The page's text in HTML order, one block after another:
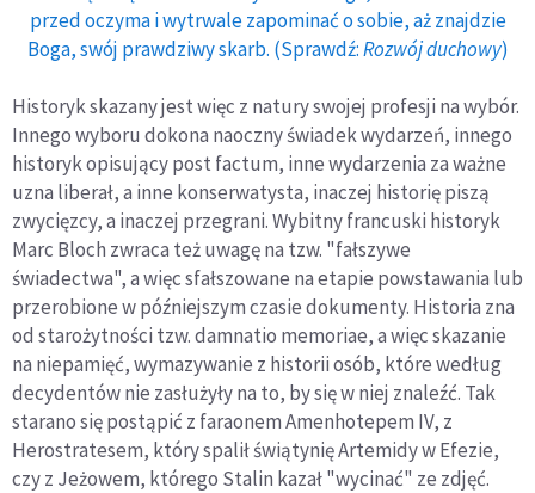
przed oczyma i wytrwale zapominać o sobie, aż znajdzie
Boga, swój prawdziwy skarb. (Sprawdź:Rozwój duchowy)
Historyk skazany jest więc z natury swojej profesji na wybór.
Innego wyboru dokona naoczny świadek wydarzeń, innego
historyk opisujący post factum, inne wydarzenia za ważne
uzna liberał, a inne konserwatysta, inaczej historię piszą
zwycięzcy, a inaczej przegrani. Wybitny francuski historyk
Marc Bloch zwraca też uwagę na tzw. "fałszywe
świadectwa", a więc sfałszowane na etapie powstawania lub
przerobione w późniejszym czasie dokumenty. Historia zna
od starożytności tzw. damnatio memoriae, a więc skazanie
na niepamięć, wymazywanie z historii osób, które według
decydentów nie zasłużyły na to, by się w niej znaleźć. Tak
starano się postąpić z faraonem Amenhotepem IV, z
Herostratesem, który spalił świątynię Artemidy w Efezie,
czy z Jeżowem, którego Stalin kazał "wycinać" ze zdjęć.